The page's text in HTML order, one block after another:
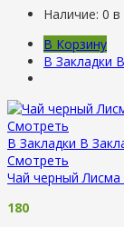
Наличие: 0 в
В Корзину
В Закладки
Смотреть
В Закладки В
Смотреть
Чай черный Лисма
180